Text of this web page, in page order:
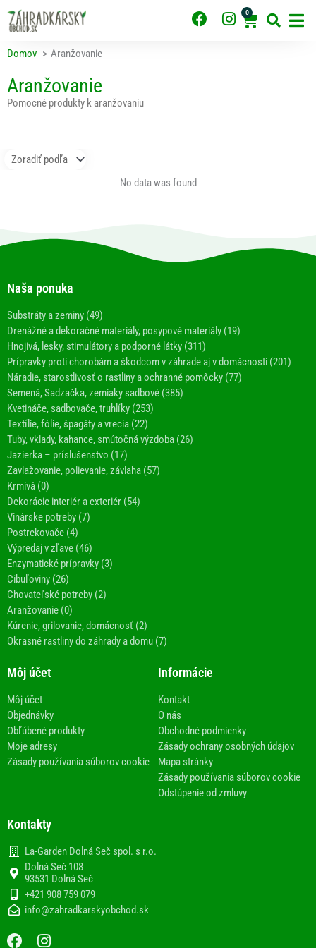
na
obsah
F
I
0
Cart
Domov Aranžovanie
Aranžovanie
Pomocné produkty k aranžovaniu
No data was found
Naša ponuka
Substráty a zeminy (49)
Drenážné a dekoračné materiály, posypové materiály (19)
Hnojivá, lesky, stimulátory a podporné látky (311)
Prípravky proti chorobám a škodcom v záhrade aj v domácnosti (201)
Náradie, starostlivosť o rastliny a ochranné pomôcky (77)
Semená, Sadzačka, zemiaky sadbové (385)
Kvetináče, sadbovače, truhlíky (253)
Textílie, fólie, špagáty a vrecia (22)
Tuby, vklady, kahance, smútočná výzdoba (26)
Jazierka – príslušenstvo (17)
Zavlažovanie, polievanie, závlaha (57)
Krmivá (0)
Dekorácie interiér a exteriér (54)
Vinárske potreby (7)
Postrekovače (4)
Výpredaj v zľave (46)
Enzymatické prípravky (3)
Cibuľoviny (26)
Chovateľské potreby (2)
Aranžovanie (0)
Kúrenie, grilovanie, domácnosť (2)
Okrasné rastliny do záhrady a domu (7)
Môj účet
Môj účet
Objednávky
Obľúbené produkty
Moje adresy
Zásady používania súborov cookie
Informácie
Kontakt
O nás
Obchodné podmienky
Zásady ochrany osobných údajov
Mapa stránky
Zásady používania súborov cookie
Odstúpenie od zmluvy
Kontakty
La-Garden Dolná Seč spol. s r.o.
Dolná Seč 108
93531 Dolná Seč
+421 908 759 079
info@zahradkarskyobchod.sk
F
I